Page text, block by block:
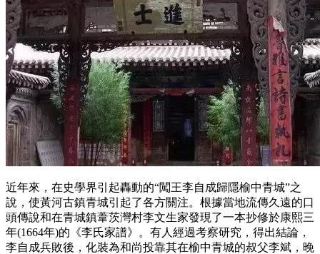
近年來，在史學界引起轟動的“闖王李自成歸隱榆中青城”之
說，使黃河古鎮青城引起了各方關注。根據當地流傳久遠的口
頭傳說和在青城鎮葦茨灣村李文生家發現了一本抄修於康熙三
年(1664年)的《李氏家譜》。有人經過考察研究，得出結論，
李自成兵敗後，化裝為和尚投靠其在榆中青城的叔父李斌，晚